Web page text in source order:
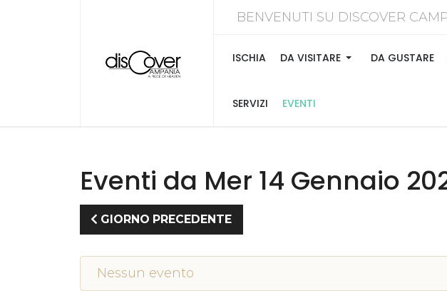
BENVENUTI SU DISCOVER
ISCHIA DA VISITARE DA GUSTARE
SERVIZI EVENTI
Eventi da Mer 14 Gennaio
GIORNO PRECEDENTE
Nessun evento